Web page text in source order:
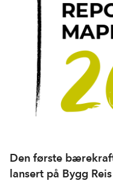
Den første
lansert på Bygg